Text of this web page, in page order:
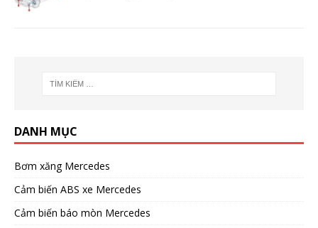
DANH MỤC
Bơm xăng Mercedes
Cảm biến ABS xe Mercedes
Cảm biến báo mòn Mercedes